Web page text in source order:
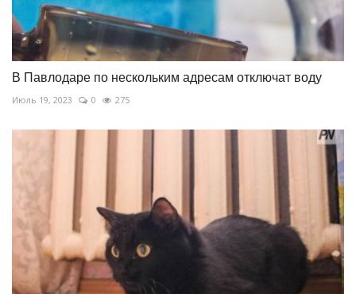
В Павлодаре по нескольким адресам отключат воду
Июль 19, 2023 0 275